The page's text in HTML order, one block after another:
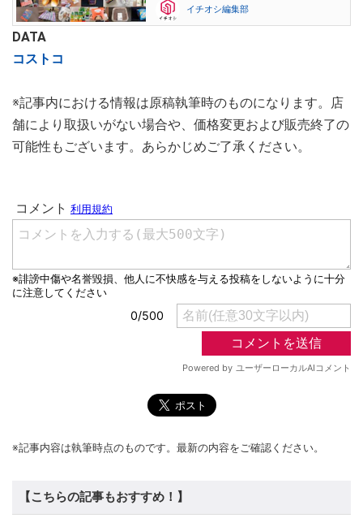
イチオシ編集部
DATA
コストコ
※記事内における情報は原稿執筆時のものになります。店
舗により取扱いがない場合や、価格変更および販売終了の
可能性もございます。あらかじめご了承ください。
※記事内容は執筆時点のものです。最新の内容をご確認ください。
【こちらの記事もおすすめ！】